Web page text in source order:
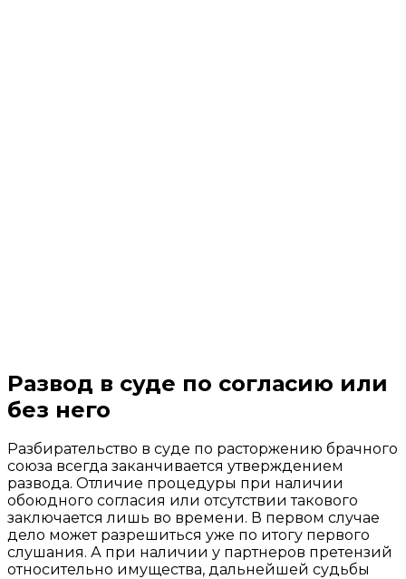
Развод в суде по согласию или
без него
Разбирательство в суде по расторжению брачного
союза всегда заканчивается утверждением
развода. Отличие процедуры при наличии
обоюдного согласия или отсутствии такового
заключается лишь во времени. В первом случае
дело может разрешиться уже по итогу первого
слушания. А при наличии у партнеров претензий
относительно имущества, дальнейшей судьбы